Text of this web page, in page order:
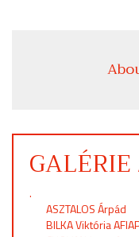
.
ASZTALOS Árpád
BILKA Viktória